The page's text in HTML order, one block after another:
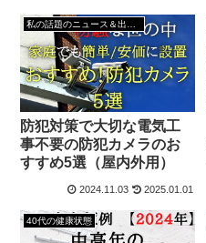
防犯対策で大切な電気工
事不要の防犯カメラのお
すすめ5選（屋内外用）
2024.11.03 2025.01.01
40代の健康状態